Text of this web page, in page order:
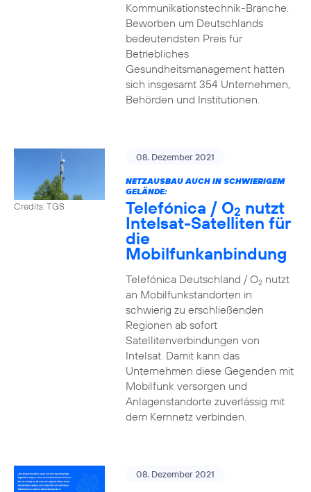
Kommunikationstechnik-Branche.
Beworben um Deutschlands
bedeutendsten Preis für
Betriebliches
Gesundheitsmanagement hatten
sich insgesamt 354 Unternehmen,
Behörden und Institutionen.
Credits: TGS
08. Dezember 2021
NETZAUSBAU AUCH IN SCHWIERIGEM
GELÄNDE:
Telefónica / O2 nutzt
Intelsat-Satelliten für
die
Mobilfunkanbindung
Telefónica Deutschland / O2nutzt
an Mobilfunkstandorten in
schwierig zu erschließenden
Regionen ab sofort
Satellitenverbindungen von
Intelsat. Damit kann das
Unternehmen diese Gegenden mit
Mobilfunk versorgen und
Anlagenstandorte zuverlässig mit
dem Kernnetz verbinden.
08. Dezember 2021